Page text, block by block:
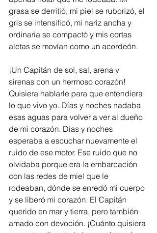
grasa se derritió, mi piel se ruborizó, el
gris se intensificó, mi nariz ancha y
ordinaria se compactó y mis cortas
aletas se movían como un acordeón.
¡Un Capitán de sol, sal, arena y
sirenas con un hermoso corazón!
Quisiera hablarle para que entendiera
lo que vivo yo. Días y noches nadaba
esas aguas para volver a ver al dueño
de mi corazón. Días y noches
esperaba a escuchar nuevamente el
ruido de ese motor. Ese ruido que no
olvidaba porque era la embarcación
con las redes de miel que le
rodeaban, dónde se enredó mi cuerpo
y se liberó mi corazón. El Capitán
querido en mar y tierra, pero también
amado con devoción. ¡Cuánto quisiera